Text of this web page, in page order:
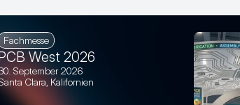
Fachmesse
West 2026
September 2026
Clara, Kalifornien